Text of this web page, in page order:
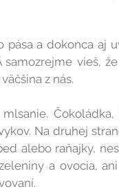
a dokonca aj
vieš,
z nás.
Čokoládka,
Na druhej
alebo raňajky,
a ovocia,